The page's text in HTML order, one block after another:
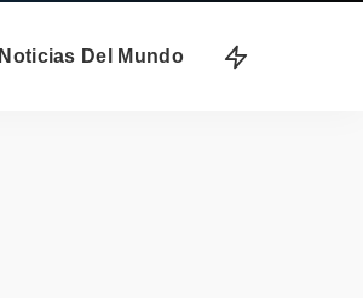
Noticias Del Mundo